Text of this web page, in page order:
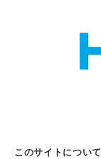
このサイトについて